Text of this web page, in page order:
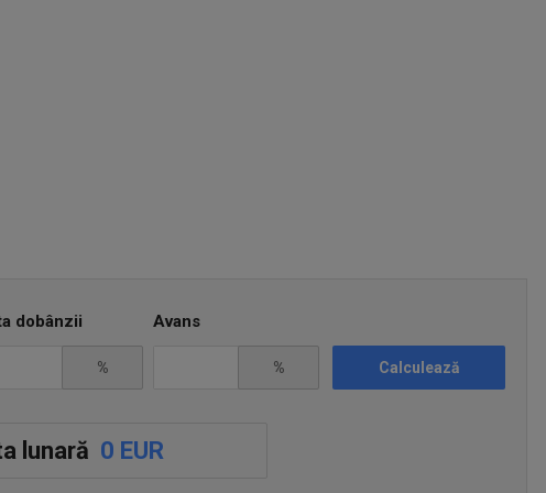
dobânzii
%
Avans
% Calculează
lunară 0 EUR